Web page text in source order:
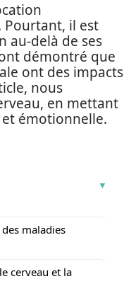
Pourtant, il est
au-delà de ses
démontré que
ont des impacts
nous
en mettant
émotionnelle.
maladies
cerveau et la